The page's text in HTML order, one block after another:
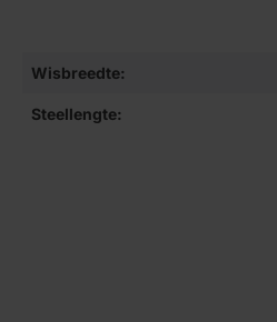
Wisbreedte:
Steellengte: